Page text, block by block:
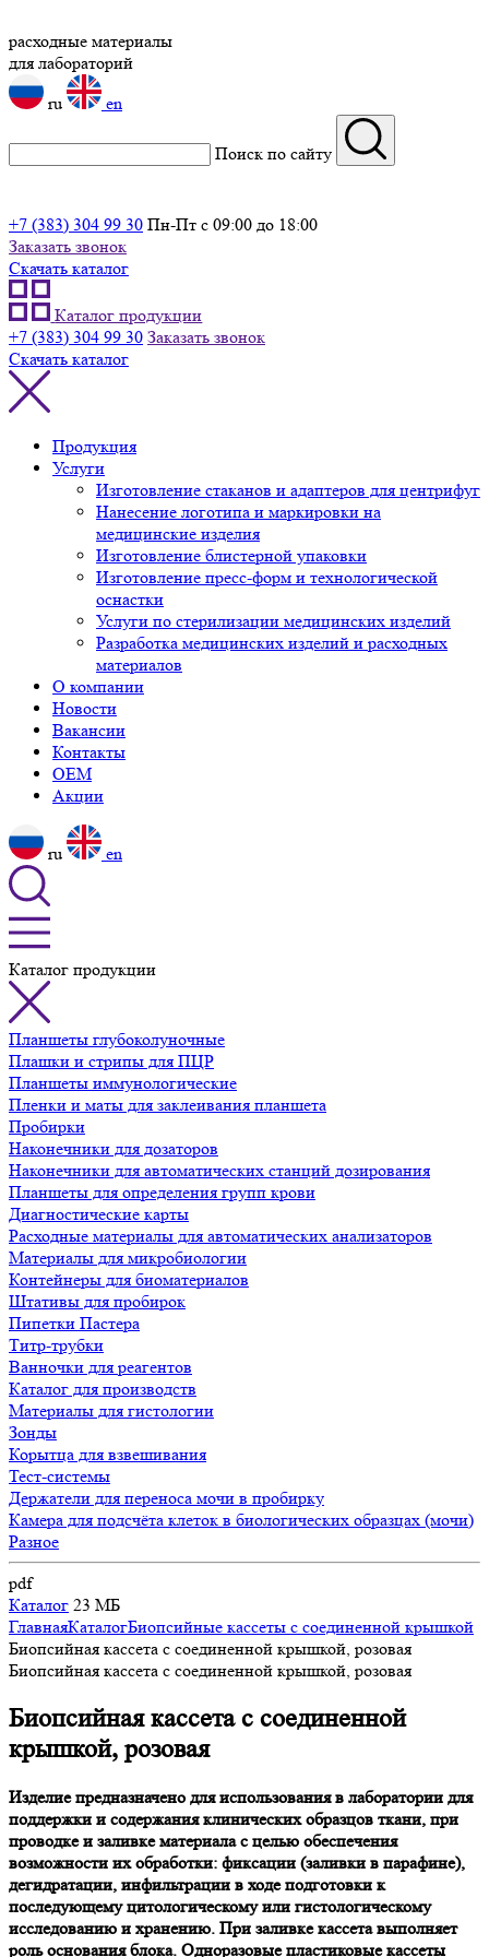
расходные материалы
для лабораторий
ru
en
Поиск по сайту
+7 (383) 304 99 30 Пн-Пт с 09:00 до 18:00
Заказать звонок
Скачать каталог
Каталог продукции
+7 (383) 304 99 30 Заказать звонок
Скачать каталог
Продукция
Услуги
Изготовление стаканов и адаптеров для центрифуг
Нанесение логотипа и маркировки на
медицинские изделия
Изготовление блистерной упаковки
Изготовление пресс-форм и технологической
оснастки
Услуги по стерилизации медицинских изделий
Разработка медицинских изделий и расходных
материалов
О компании
Новости
Вакансии
Контакты
OEM
Акции
ru en
Каталог продукции
Планшеты глубоколуночные
Плашки и стрипы для ПЦР
Планшеты иммунологические
Пленки и маты для заклеивания планшета
Пробирки
Наконечники для дозаторов
Наконечники для автоматических станций дозирования
Планшеты для определения групп крови
Диагностические карты
Расходные материалы для автоматических анализаторов
Материалы для микробиологии
Контейнеры для биоматериалов
Штативы для пробирок
Пипетки Пастера
Титр-трубки
Ванночки для реагентов
Каталог для производств
Материалы для гистологии
Зонды
Корытца для взвешивания
Тест-системы
Держатели для переноса мочи в пробирку
Камера для подсчёта клеток в биологических образцах (мочи)
Разное
pdf
Каталог 23 МБ
ГлавнаяКаталогБиопсийные кассеты с соединенной крышкой
Биопсийная кассета с соединенной крышкой, розовая
Биопсийная кассета с соединенной крышкой, розовая
Биопсийная кассета с соединенной
крышкой, розовая
Изделие предназначено для использования в лаборатории для
поддержки и содержания клинических образцов ткани, при
проводке и заливке материала с целью обеспечения
возможности их обработки: фиксации (заливки в парафине),
дегидратации, инфильтрации в ходе подготовки к
последующему цитологическому или гистологическому
исследованию и хранению. При заливке кассета выполняет
роль основания блока. Одноразовые пластиковые кассеты